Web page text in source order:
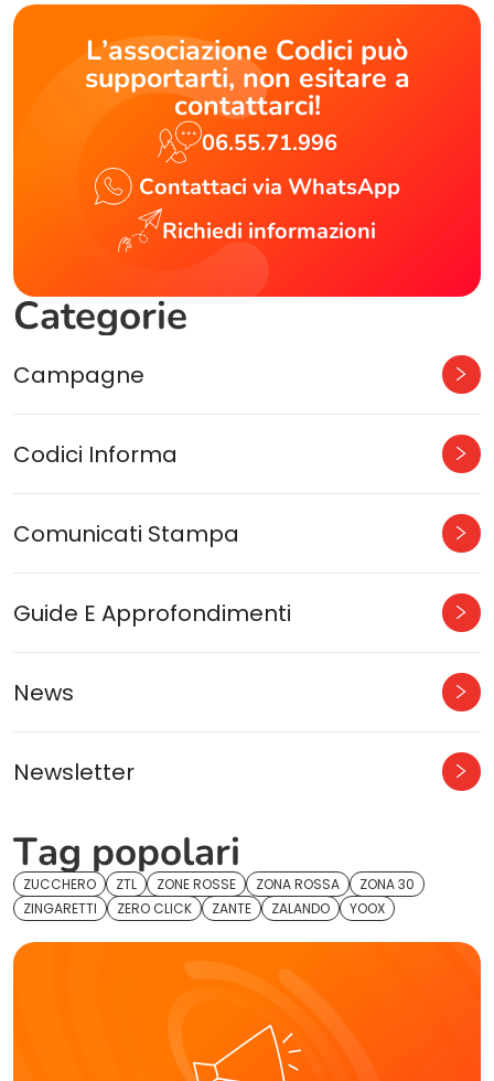
L’associazione Codici può
supportarti, non esitare a
contattarci!
06.55.71.996
Contattaci via WhatsApp
Richiedi informazioni
Categorie
Campagne
Codici Informa
Comunicati Stampa
Guide E Approfondimenti
News
Newsletter
Tag popolari
ZUCCHERO ZTL ZONE ROSSE ZONA ROSSA
ZONA 30
ZINGARETTI
ZERO CLICK ZANTE ZALANDO YOOX